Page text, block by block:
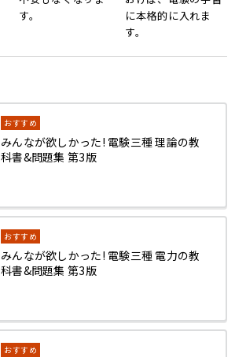
す。
に本格的に入れま
す。
おすすめ
みんなが欲しかった! 電験三種 理論の教
科書&問題集 第3版
おすすめ
みんなが欲しかった! 電験三種 電力の教
科書&問題集 第3版
おすすめ